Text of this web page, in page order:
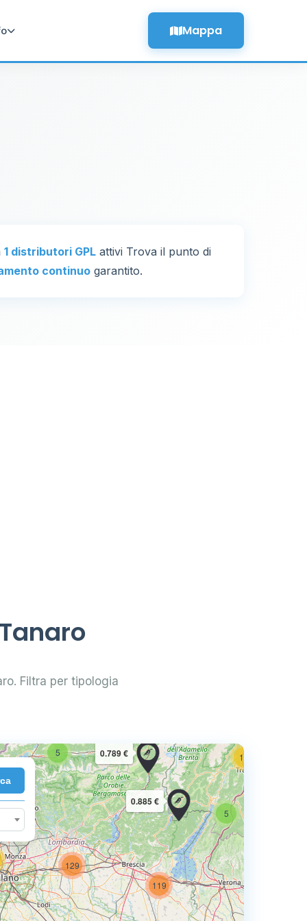
Mappa
1 distributori GPL attivi Trova il punto di
continuo garantito.
Filtra per tipologia
16
5
5
129
119
0.885 €
0.789 €